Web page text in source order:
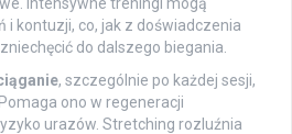
i kontuzji, co, jak z doświadczenia
do dalszego biegania.
, szczególnie po każdej sesji,
ono w regeneracji
urazów. Stretching rozluźnia